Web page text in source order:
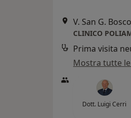
V. San G.
CLINICO
Mostra tutte
Dott. Luigi Cerri